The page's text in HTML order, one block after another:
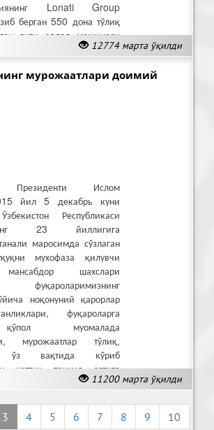
12774 марта ўқилди
Lonati Group
берган 550 дона тўлиқ
янги авлод машинаси
мурожаатлари доимий
11200 марта ўқилди
Президенти Ислом
йил 5 декабрь куни
Республикаси
23 йиллигига
маросимда сўзлаган
мухофаза қилувчи
мансабдор шахслари
ноқонуний қарорлар
фуқароларга
муомалада
мурожаатлар тўлиқ,
вақтида кўриб
қаттиқ танқид остига
3 4 5 6 7 8 9 10